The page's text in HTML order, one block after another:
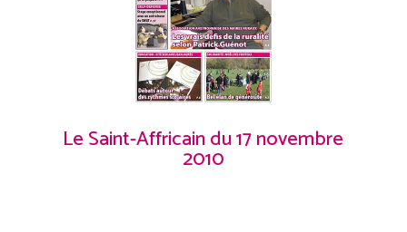
Le Saint-Affricain du 17 novembre
2010